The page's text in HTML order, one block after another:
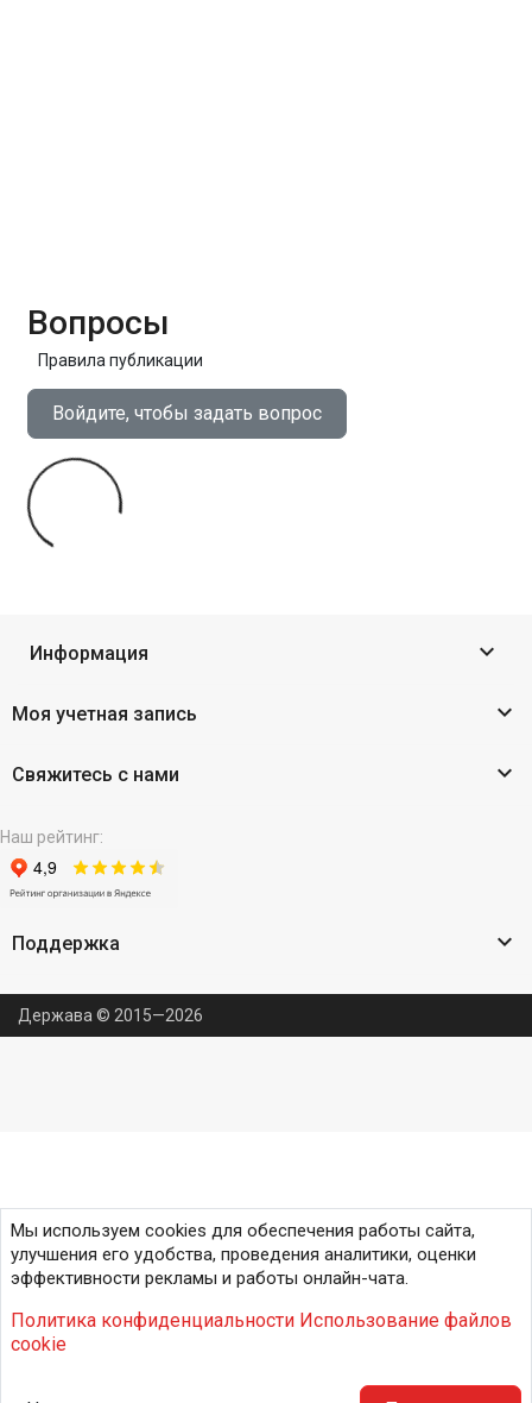
Вопросы
Правила публикации
Войдите, чтобы задать вопрос
Информация 
Моя учетная запись 
Свяжитесь с нами 
Наш рейтинг:
Поддержка 
Держава © 2015—2026
Мы используем cookies для обеспечения работы сайта,
улучшения его удобства, проведения аналитики, оценки
эффективности рекламы и работы онлайн-чата.
Политика конфиденциальности Использование файлов
cookie